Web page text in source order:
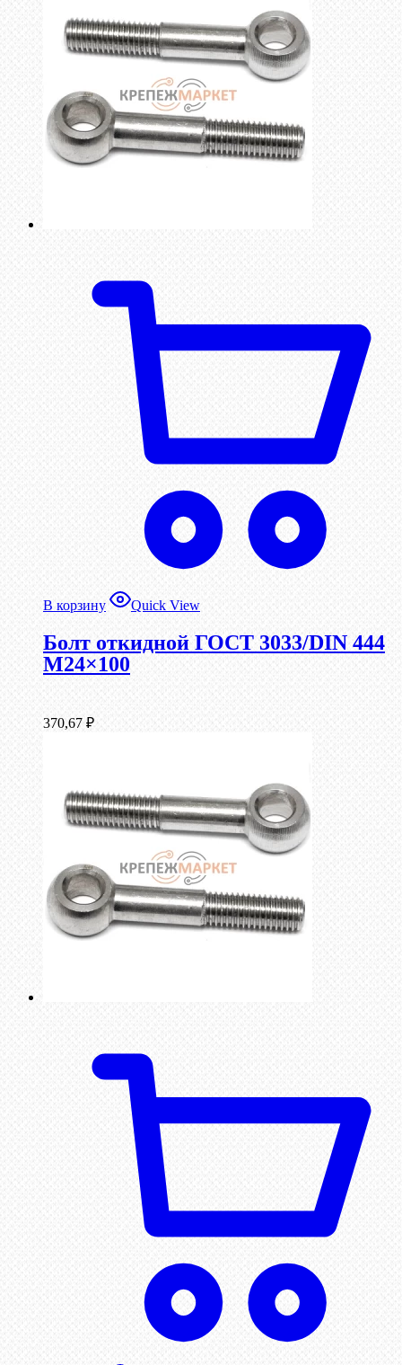
В корзину Quick View
Болт откидной ГОСТ 3033/DIN 444
М24×100
370,67 ₽